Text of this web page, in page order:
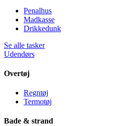
Penalhus
Madkasse
Drikkedunk
Se alle tasker
Udendørs
Overtøj
Regntøj
Termotøj
Bade & strand